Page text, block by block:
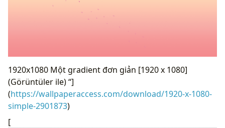
1920x1080 Một gradient đơn giản [1920 x 1080]
(Görüntüler ile) “]
(https://wallpaperaccess.com/download/1920-x-1080-
simple-2901873)
[